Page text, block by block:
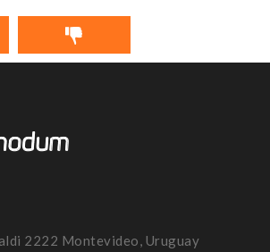
2222 Montevideo, Uruguay